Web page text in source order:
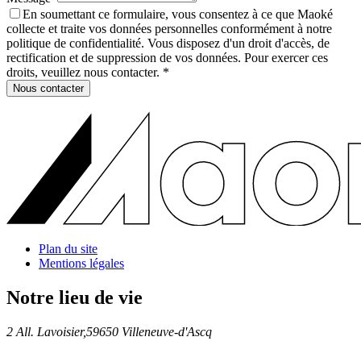
En soumettant ce formulaire, vous consentez à ce que Maoké
collecte et traite vos données personnelles conformément à notre
politique de confidentialité. Vous disposez d'un droit d'accès, de
rectification et de suppression de vos données. Pour exercer ces
droits, veuillez nous contacter. *
Nous contacter
Plan du site
Mentions légales
Notre lieu de vie
2 All. Lavoisier,59650 Villeneuve-d'Ascq